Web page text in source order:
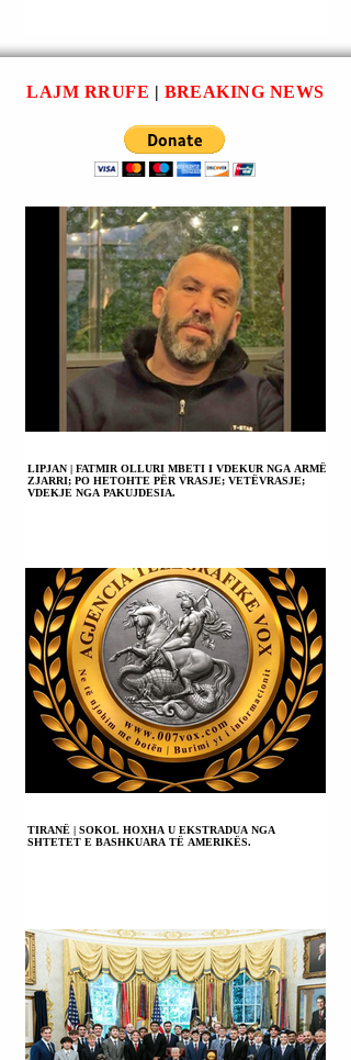
KËTHEHET
SHPRESA.
LAJM RRUFE | BREAKING NEWS
LIPJAN | FATMIR OLLURI MBETI I VDEKUR NGA ARMË
ZJARRI; PO HETOHTE PËR VRASJE; VETËVRASJE;
VDEKJE NGA PAKUJDESIA.
TIRANË | SOKOL HOXHA U EKSTRADUA NGA
SHTETET E BASHKUARA TË AMERIKËS.